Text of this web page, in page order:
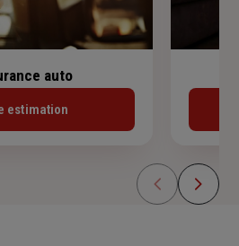
auto
estimation